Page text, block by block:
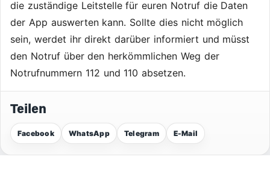
die zuständige Leitstelle für euren Notruf die Daten
der App auswerten kann. Sollte dies nicht möglich
sein, werdet ihr direkt darüber informiert und müsst
den Notruf über den herkömmlichen Weg der
Notrufnummern 112 und 110 absetzen.
Teilen
Facebook WhatsApp Telegram E-Mail